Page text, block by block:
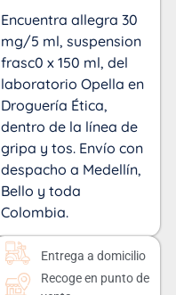
Encuentra allegra 30
mg/5 ml, suspension
frasc0 x 150 ml, del
laboratorio Opella en
Droguería Ética,
dentro de la línea de
gripa y tos. Envío con
despacho a Medellín,
Bello y toda
Colombia.
Entrega a domicilio
Recoge en punto de